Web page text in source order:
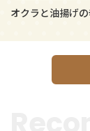
オクラと油揚げ